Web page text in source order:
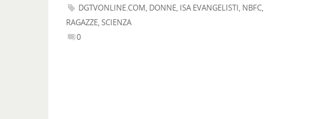
DGTVONLINE.COM, DONNE, ISA EVANGELISTI, NBFC,
RAGAZZE,SCIENZA
0